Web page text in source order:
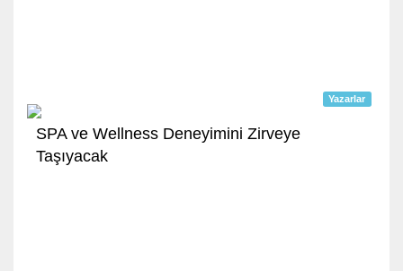
Yazarlar
SPA ve Wellness Deneyimini Zirveye
Taşıyacak